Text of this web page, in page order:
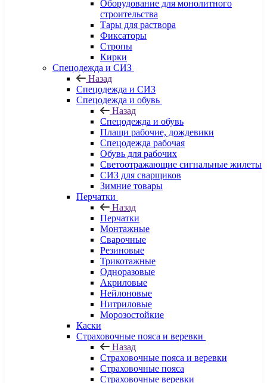
Оборудование для монолитного
строительства
Тары для раствора
Фиксаторы
Стропы
Кирки
Спецодежда и СИЗ
Назад
Спецодежда и СИЗ
Спецодежда и обувь
Назад
Спецодежда и обувь
Плащи рабочие, дождевики
Спецодежда рабочая
Обувь для рабочих
Светоотражающие сигнальные жилеты
СИЗ для сварщиков
Зимние товары
Перчатки
Назад
Перчатки
Монтажные
Сварочные
Резиновые
Трикотажные
Одноразовые
Акриловые
Нейлоновые
Нитриловые
Морозостойкие
Каски
Страховочные пояса и веревки
Назад
Страховочные пояса и веревки
Страховочные пояса
Страховочные веревки